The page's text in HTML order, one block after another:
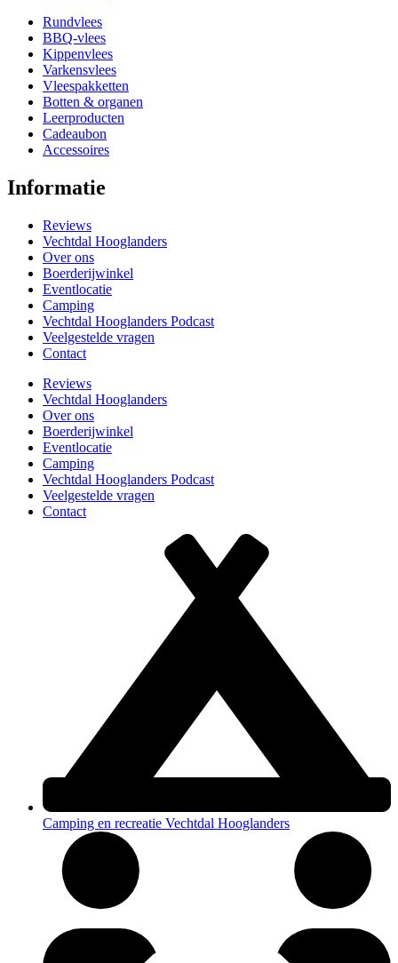
Rundvlees
BBQ-vlees
Kippenvlees
Varkensvlees
Vleespakketten
Botten & organen
Leerproducten
Cadeaubon
Accessoires
Informatie
Reviews
Vechtdal Hooglanders
Over ons
Boerderijwinkel
Eventlocatie
Camping
Vechtdal Hooglanders Podcast
Veelgestelde vragen
Contact
Reviews
Vechtdal Hooglanders
Over ons
Boerderijwinkel
Eventlocatie
Camping
Vechtdal Hooglanders Podcast
Veelgestelde vragen
Contact
Camping en recreatie Vechtdal Hooglanders